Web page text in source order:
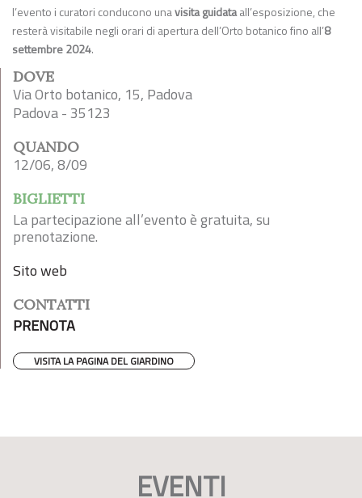
l’evento i curatori conducono unavisita guidataall’esposizione, che
resterà visitabile negli orari di apertura dell’Orto botanico fino all’8
settembre 2024.
DOVE
Via Orto botanico, 15, Padova
Padova - 35123
QUANDO
12/06, 8/09
BIGLIETTI
La partecipazione all’evento è gratuita, su
prenotazione.
Sito web
CONTATTI
PRENOTA
VISITA LA PAGINA DEL GIARDINO
EVENTI